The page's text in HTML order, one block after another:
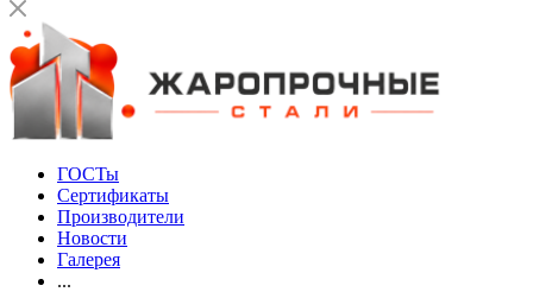
ГОСТы
Сертификаты
Производители
Новости
Галерея
...